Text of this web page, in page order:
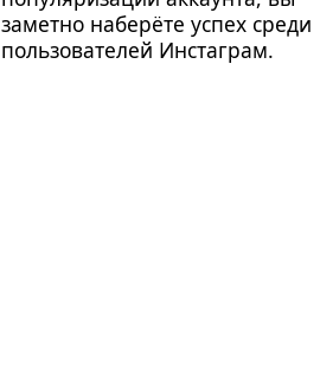
заметно наберёте успех среди
пользователей Инстаграм.